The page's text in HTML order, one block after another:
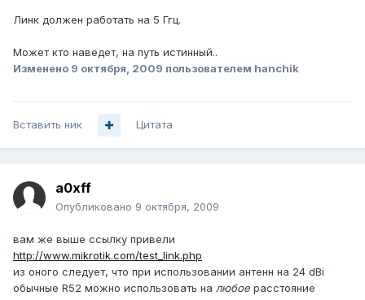
Линк должен работать на 5 Ггц.
Может кто наведет, на путь истинный..
Изменено 9 октября, 2009 пользователем hanchik
Вставить ник Цитата
a0xff
Опубликовано 9 октября, 2009
вам же выше ссылку привели
http://www.mikrotik.com/test_link.php
из оного следует, что при использовании антенн на 24 dBi
обычные R52 можно использовать на любое расстояние